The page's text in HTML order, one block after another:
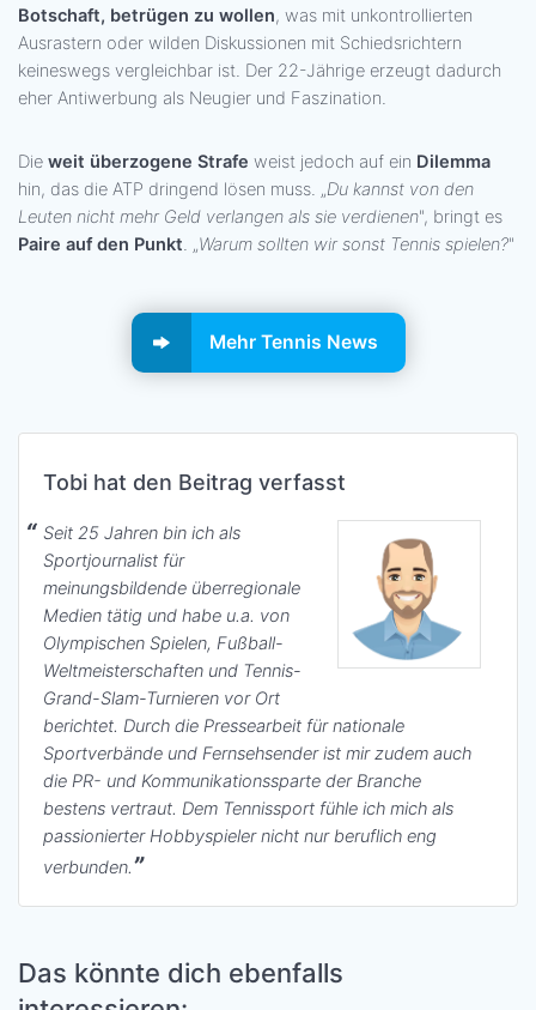
Botschaft, betrügen zu wollen, was mit unkontrollierten
Ausrastern oder wilden Diskussionen mit Schiedsrichtern
keineswegs vergleichbar ist. Der 22-Jährige erzeugt dadurch
eher Antiwerbung als Neugier und Faszination.
Die weit überzogene Strafe weist jedoch auf ein Dilemma
hin, das die ATP dringend lösen muss. „Du kannst von den
Leuten nicht mehr Geld verlangen als sie verdienen", bringt es
Paire auf den Punkt . „Warum sollten wir sonst Tennis spielen?"
Mehr Tennis News
Tobi hat den Beitrag verfasst
Seit 25 Jahren bin ich als
Sportjournalist für
meinungsbildende überregionale
Medien tätig und habe u.a. von
Olympischen Spielen, Fußball-
Weltmeisterschaften und Tennis-
Grand-Slam-Turnieren vor Ort
berichtet. Durch die Pressearbeit für nationale
Sportverbände und Fernsehsender ist mir zudem auch
die PR- und Kommunikationssparte der Branche
bestens vertraut. Dem Tennissport fühle ich mich als
passionierter Hobbyspieler nicht nur beruflich eng
verbunden.
Das könnte dich ebenfalls